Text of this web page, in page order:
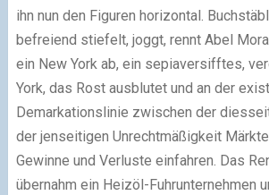
ihn nun den Figuren horizontal.
befreiend stiefelt, joggt, rennt Abel
ein New York ab, ein sepiaversifftes,
York, das Rost ausblutet und an der
Demarkationslinie zwischen der
der jenseitigen Unrechtmäßigkeit
Gewinne und Verluste einfahren. Das
übernahm ein Heizöl-Fuhrunternehmen